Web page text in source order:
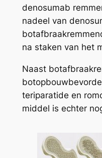
denosumab
nadeel van
na staken van het
Naast
teriparatide en
middel is echter